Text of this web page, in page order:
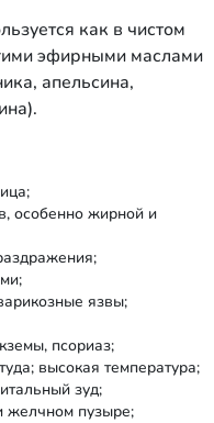
как в чистом
эфирными маслами
апельсина,
особенно жирной и
язвы;
псориаз;
высокая температура;
зуд;
желчном пузыре;